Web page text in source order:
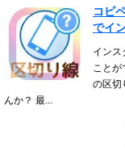
コピ
でイ
インス
こと
の区切
んか？ 最...